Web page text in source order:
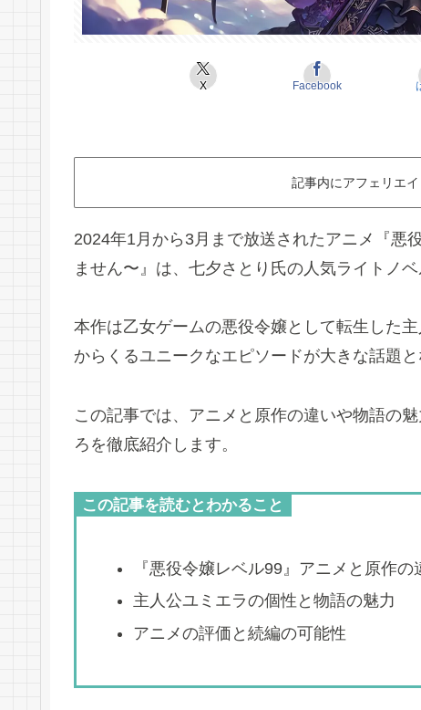
X Facebook
記事内にアフェリエイ
2024年1月から3月まで放送されたアニメ『悪
ません〜』は、七夕さとり氏の人気ライトノ
本作は乙女ゲームの悪役令嬢として転生した
からくるユニークなエピソードが大きな話題と
この記事では、アニメと原作の違いや物語の
ろを徹底紹介します。
この記事を読むとわかること
『悪役令嬢レベル99』アニメと原作の
主人公ユミエラの個性と物語の魅力
アニメの評価と続編の可能性